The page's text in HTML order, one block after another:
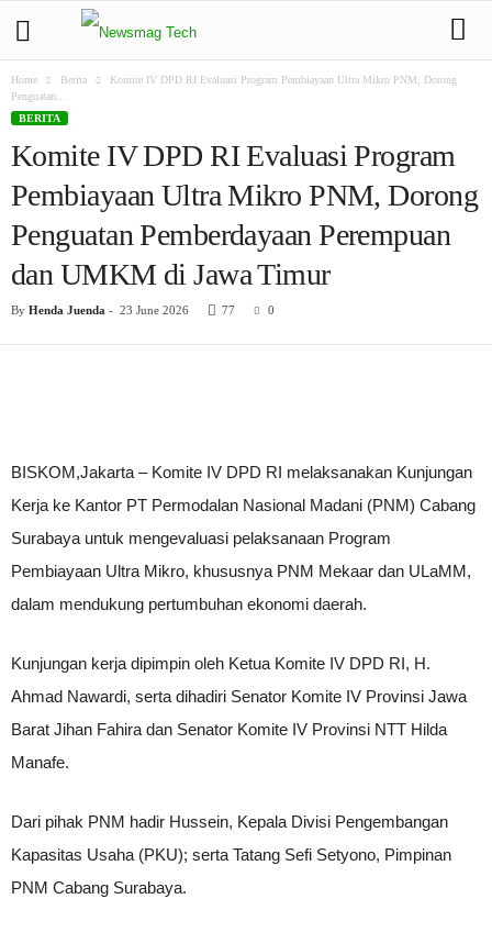
Home Berita
Komite IV DPD RI Evaluasi Program Pembiayaan Ultra Mikro PNM, Dorong
Penguatan...
BERITA
Komite IV DPD RI Evaluasi Program
Pembiayaan Ultra Mikro PNM, Dorong
Penguatan Pemberdayaan Perempuan
dan UMKM di Jawa Timur
By Henda Juenda - 23 June 2026 77 0
BISKOM,Jakarta – Komite IV DPD RI melaksanakan Kunjungan
Kerja ke Kantor PT Permodalan Nasional Madani (PNM) Cabang
Surabaya untuk mengevaluasi pelaksanaan Program
Pembiayaan Ultra Mikro, khususnya PNM Mekaar dan ULaMM,
dalam mendukung pertumbuhan ekonomi daerah.
Kunjungan kerja dipimpin oleh Ketua Komite IV DPD RI, H.
Ahmad Nawardi, serta dihadiri Senator Komite IV Provinsi Jawa
Barat Jihan Fahira dan Senator Komite IV Provinsi NTT Hilda
Manafe.
Dari pihak PNM hadir Hussein, Kepala Divisi Pengembangan
Kapasitas Usaha (PKU); serta Tatang Sefi Setyono, Pimpinan
PNM Cabang Surabaya.